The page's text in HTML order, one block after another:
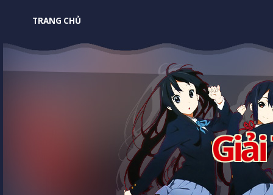
TRANG CHỦ